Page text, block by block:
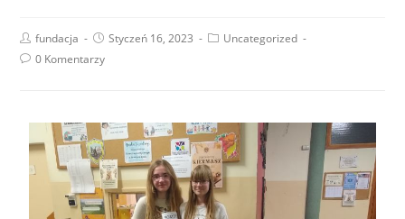
fundacja Styczeń 16, 2023
Uncategorized
0 Komentarzy